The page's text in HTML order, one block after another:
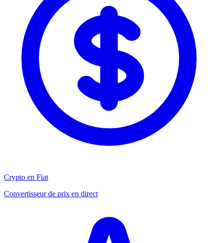
Crypto en Fiat
Convertisseur de prix en direct